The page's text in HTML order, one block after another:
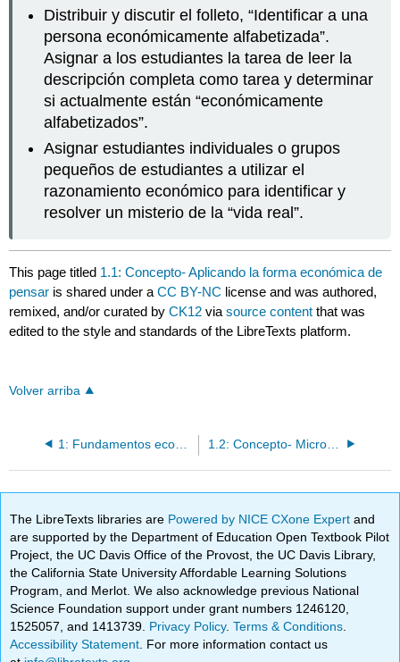
Distribuir y discutir el folleto, “Identificar a una
persona económicamente alfabetizada”.
Asignar a los estudiantes la tarea de leer la
descripción completa como tarea y determinar
si actualmente están “económicamente
alfabetizados”.
Asignar estudiantes individuales o grupos
pequeños de estudiantes a utilizar el
razonamiento económico para identificar y
resolver un misterio de la “vida real”.
This page titled 1.1: Concepto- Aplicando la forma económica de
pensar is shared under aCC BY-NC license and was authored,
remixed, and/or curated byCK12 viasource content that was
edited to the style and standards of the LibreTexts platform.
Volver arriba
1: Fundamentos económicos 1.2: Concepto- Microeconomía vs Macroeconomía
The LibreTexts libraries are Powered by NICE CXone Expertand
are supported by the Department of Education Open Textbook Pilot
Project, the UC Davis Office of the Provost, the UC Davis Library,
the California State University Affordable Learning Solutions
Program, and Merlot. We also acknowledge previous National
Science Foundation support under grant numbers 1246120,
1525057, and 1413739. Privacy Policy.Terms & Conditions
Accessibility Statement . For more information contact us